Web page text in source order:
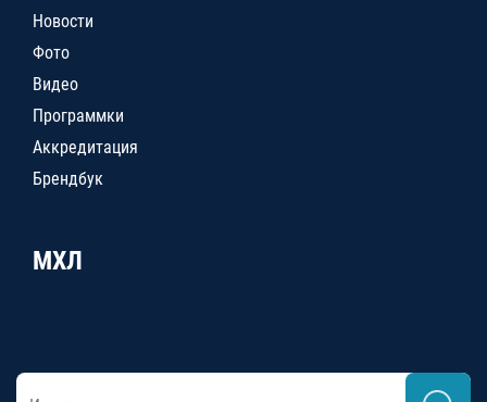
Новости
Фото
Видео
Программки
Аккредитация
Брендбук
МХЛ